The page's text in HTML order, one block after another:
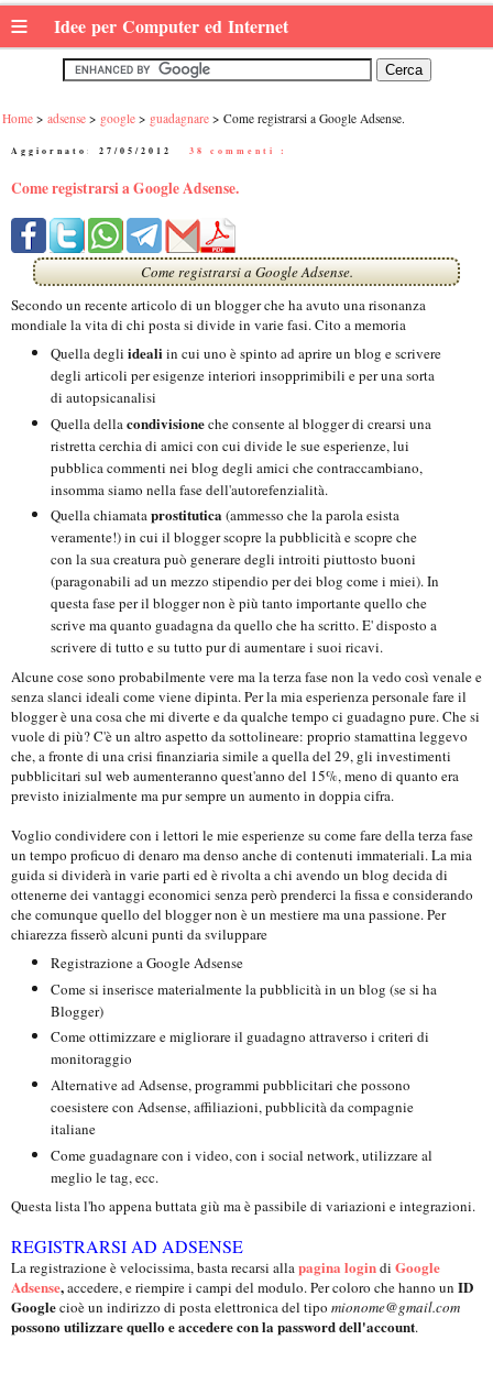
≡ Idee per Computer ed Internet
Home adsense google guadagnare Come registrarsi a Google Adsense.
Aggiornato: 27/05/2012 38 commenti :
Come registrarsi a Google Adsense.
Come registrarsi a Google Adsense.
Secondo un recente articolo di un blogger che ha avuto una risonanza
mondiale la vita di chi posta si divide in varie fasi. Cito a memoria
Quella degliidealiin cui uno è spinto ad aprire un blog e scrivere
degli articoli per esigenze interiori insopprimibili e per una sorta
di autopsicanalisi
Quella dellacondivisioneche consente al blogger di crearsi una
ristretta cerchia di amici con cui divide le sue esperienze, lui
pubblica commenti nei blog degli amici che contraccambiano,
insomma siamo nella fase dell'autorefenzialità.
Quella chiamataprostitutica(ammesso che la parola esista
veramente!) in cui il blogger scopre la pubblicità e scopre che
con la sua creatura può generare degli introiti piuttosto buoni
(paragonabili ad un mezzo stipendio per dei blog come i miei). In
questa fase per il blogger non è più tanto importante quello che
scrive ma quanto guadagna da quello che ha scritto. E' disposto a
scrivere di tutto e su tutto pur di aumentare i suoi ricavi.
Alcune cose sono probabilmente vere ma la terza fase non la vedo così venale e
senza slanci ideali come viene dipinta. Per la mia esperienza personale fare il
blogger è una cosa che mi diverte e da qualche tempo ci guadagno pure. Che si
vuole di più? C'è un altro aspetto da sottolineare: proprio stamattina leggevo
che, a fronte di una crisi finanziaria simile a quella del 29, gli investimenti
pubblicitari sul web aumenteranno quest'anno del 15%, meno di quanto era
previsto inizialmente ma pur sempre un aumento in doppia cifra.
Voglio condividere con i lettori le mie esperienze su come fare della terza fase
un tempo proficuo di denaro ma denso anche di contenuti immateriali. La mia
guida si dividerà in varie parti ed è rivolta a chi avendo un blog decida di
ottenerne dei vantaggi economici senza però prenderci la fissa e considerando
che comunque quello del blogger non è un mestiere ma una passione. Per
chiarezza fisserò alcuni punti da sviluppare
Registrazione a Google Adsense
Come si inserisce materialmente la pubblicità in un blog (se si ha
Blogger)
Come ottimizzare e migliorare il guadagno attraverso i criteri di
monitoraggio
Alternative ad Adsense, programmi pubblicitari che possono
coesistere con Adsense, affiliazioni, pubblicità da compagnie
italiane
Come guadagnare con i video, con i social network, utilizzare al
meglio le tag, ecc.
Questa lista l'ho appena buttata giù ma è passibile di variazioni e integrazioni.
REGISTRARSI AD ADSENSE
La registrazione è velocissima, basta recarsi allapagina logindi Google
Adsense,accedere, e riempire i campi del modulo. Per coloro che hanno un ID
Googlecioè un indirizzo di posta elettronica del tipo mionome@gmail.com
possono utilizzare quello e accedere con la password dell'account.